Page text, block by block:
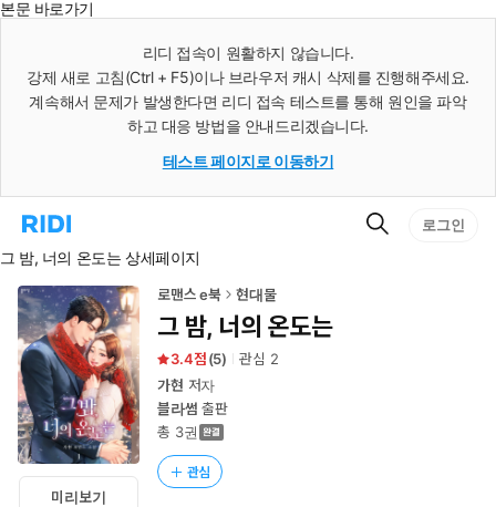
본문 바로가기
리디 접속이 원활하지 않습니다.
강제 새로 고침(Ctrl + F5)이나 브라우저 캐시 삭제를 진행해주세요.
계속해서 문제가 발생한다면 리디 접속 테스트를 통해 원인을 파악
하고 대응 방법을 안내드리겠습니다.
테스트 페이지로 이동하기
리
홈
로
이
동
검
로그인
그 밤, 너의 온도는 상세페이지
미리보기
로맨스 e북 현대물
그 밤, 너의 온도는
3.4 (5) 관심 2
가현 저자
블라썸 출판
총 3권
관심